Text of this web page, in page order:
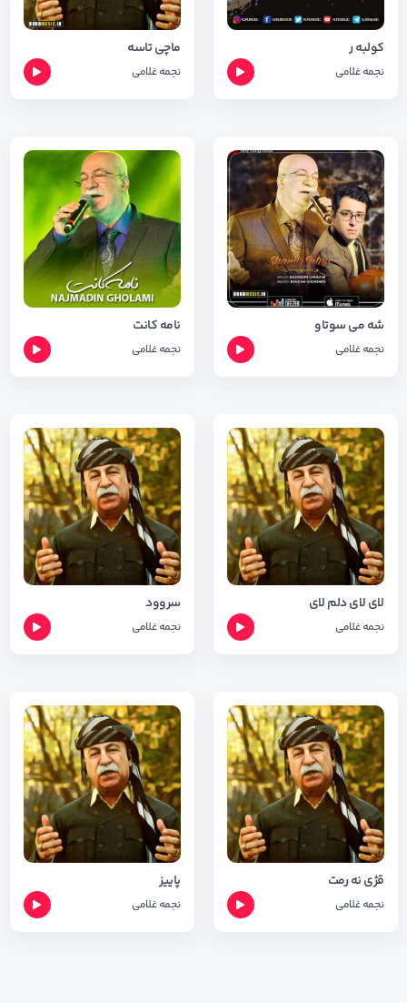
کولبه ر
نجمه غلامی
ماچی تاسه
نجمه غلامی
شه می سوتاو
نجمه غلامی
نامه کانت
نجمه غلامی
لای لای دلم لای
نجمه غلامی
سروود
نجمه غلامی
قژی نه رمت
نجمه غلامی
پاییز
نجمه غلامی